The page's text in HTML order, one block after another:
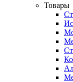
Товары